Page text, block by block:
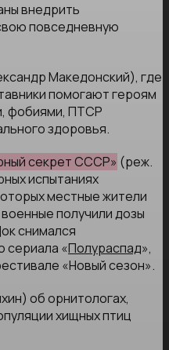
внедрить
повседневную
Македонский), где
помогают героям
фобиями, ПТСР
здоровья.
секрет СССР» (реж.
испытаниях
местные жители
получили дозы
снимался
сериала «Полураспад»,
«Новый сезон».
об орнитологах,
хищных птиц